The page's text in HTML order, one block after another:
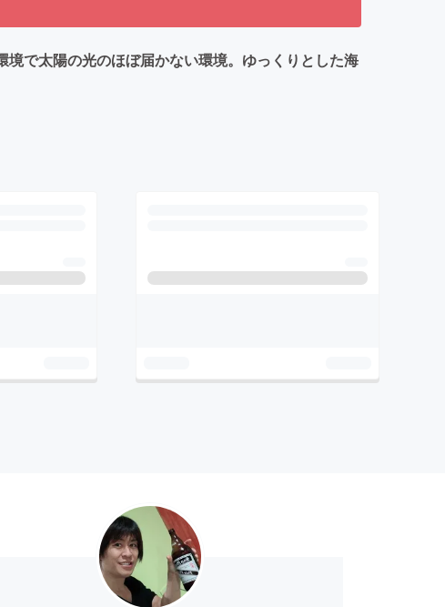
で太陽の光のほぼ届かない環境。ゆっくりとした海